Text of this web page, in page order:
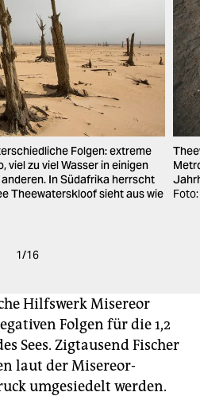
Folgen: extreme
viel zu viel Wasser in einigen
In Südafrika herrscht
Theewaterskloof sieht aus wie
1/16
Hilfswerk Misereor
Folgen für die 1,2
Sees. Zigtausend Fischer
laut der Misereor-
umgesiedelt werden.